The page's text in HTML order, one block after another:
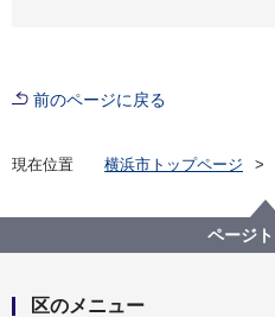
前のページに戻る
現在位置 横浜市トップページ
緑土木
緑区の身近な公園(地域
ページ
区のメニュー